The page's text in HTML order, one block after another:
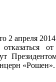
2 апреля
«Рошен».